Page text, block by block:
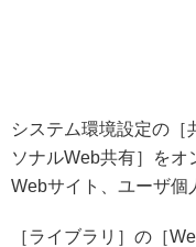
システム環境設定の［
ソナルWeb共有］を
Webサイト、ユーザ個
［ライブラリ］の［